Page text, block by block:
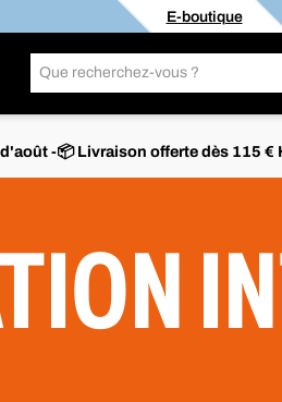
E-boutique
-📦 Livraison offerte dès 115 €